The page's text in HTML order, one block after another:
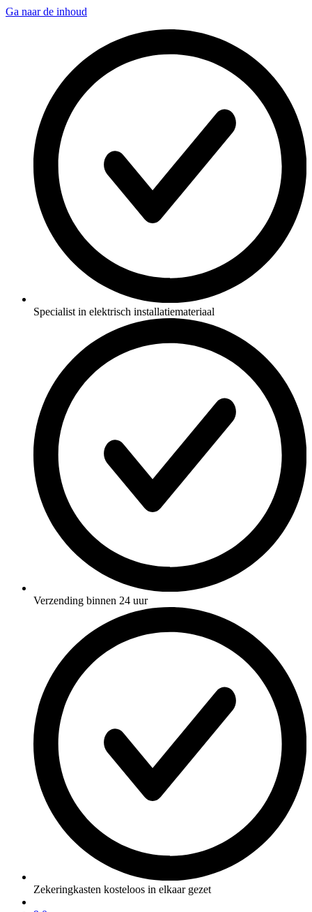
Ga naar de inhoud
Specialist in elektrisch installatiemateriaal
Verzending binnen 24 uur
Zekeringkasten kosteloos in elkaar gezet